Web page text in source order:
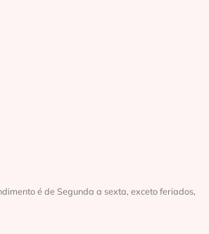
é de Segunda a sexta, exceto feriados,